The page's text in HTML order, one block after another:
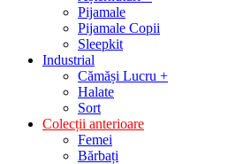
Pijamale
Pijamale Copii
Sleepkit
Industrial
Cămăși Lucru +
Halate
Sort
Colecții anterioare
Femei
Bărbați